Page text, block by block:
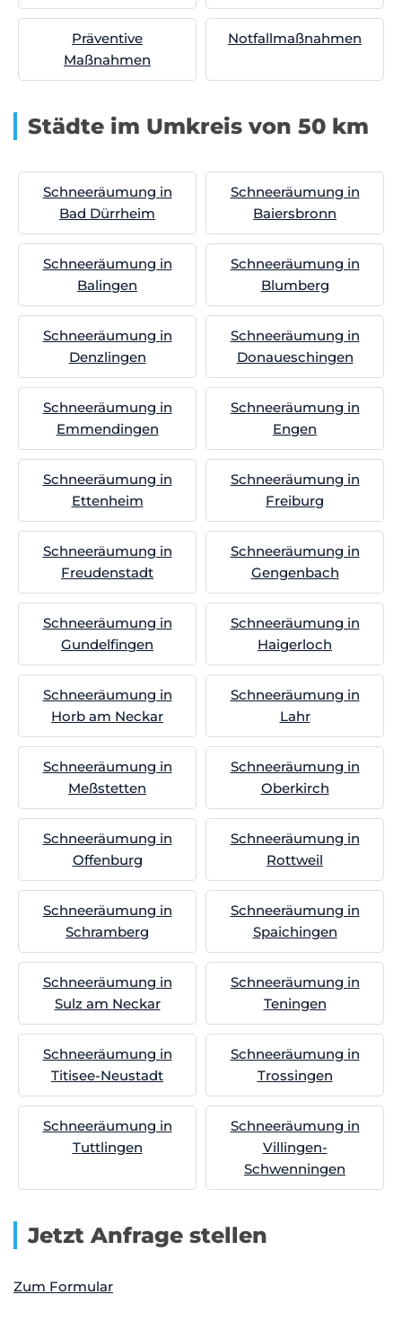
Präventive
Maßnahmen
Notfallmaßnahmen
Städte im Umkreis von 50 km
Schneeräumung in
Bad Dürrheim
Schneeräumung in
Baiersbronn
Schneeräumung in
Balingen
Schneeräumung in
Blumberg
Schneeräumung in
Denzlingen
Schneeräumung in
Donaueschingen
Schneeräumung in
Emmendingen
Schneeräumung in
Engen
Schneeräumung in
Ettenheim
Schneeräumung in
Freiburg
Schneeräumung in
Freudenstadt
Schneeräumung in
Gengenbach
Schneeräumung in
Gundelfingen
Schneeräumung in
Haigerloch
Schneeräumung in
Horb am Neckar
Schneeräumung in
Lahr
Schneeräumung in
Meßstetten
Schneeräumung in
Oberkirch
Schneeräumung in
Offenburg
Schneeräumung in
Rottweil
Schneeräumung in
Schramberg
Schneeräumung in
Spaichingen
Schneeräumung in
Sulz am Neckar
Schneeräumung in
Teningen
Schneeräumung in
Titisee-Neustadt
Schneeräumung in
Trossingen
Schneeräumung in
Tuttlingen
Schneeräumung in
Villingen-
Schwenningen
Jetzt Anfrage stellen
Zum Formular